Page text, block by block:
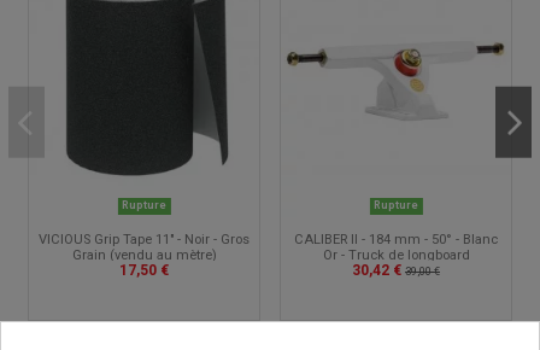
Rupture
VICIOUS Grip Tape 11" - Noir - Gros
Grain (vendu au mètre)
17,50 €
Rupture
CALIBER II - 184 mm - 50° - Blanc
Or - Truck de longboard
30,42 € 39,00 €